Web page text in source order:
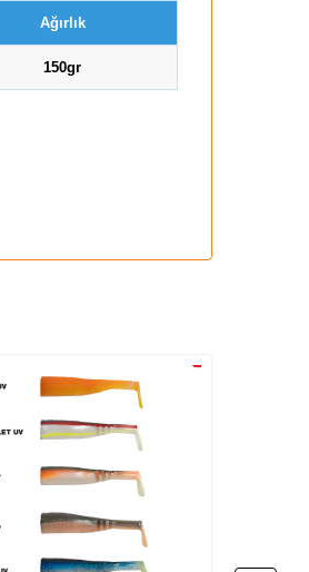
Ağırlık
150gr